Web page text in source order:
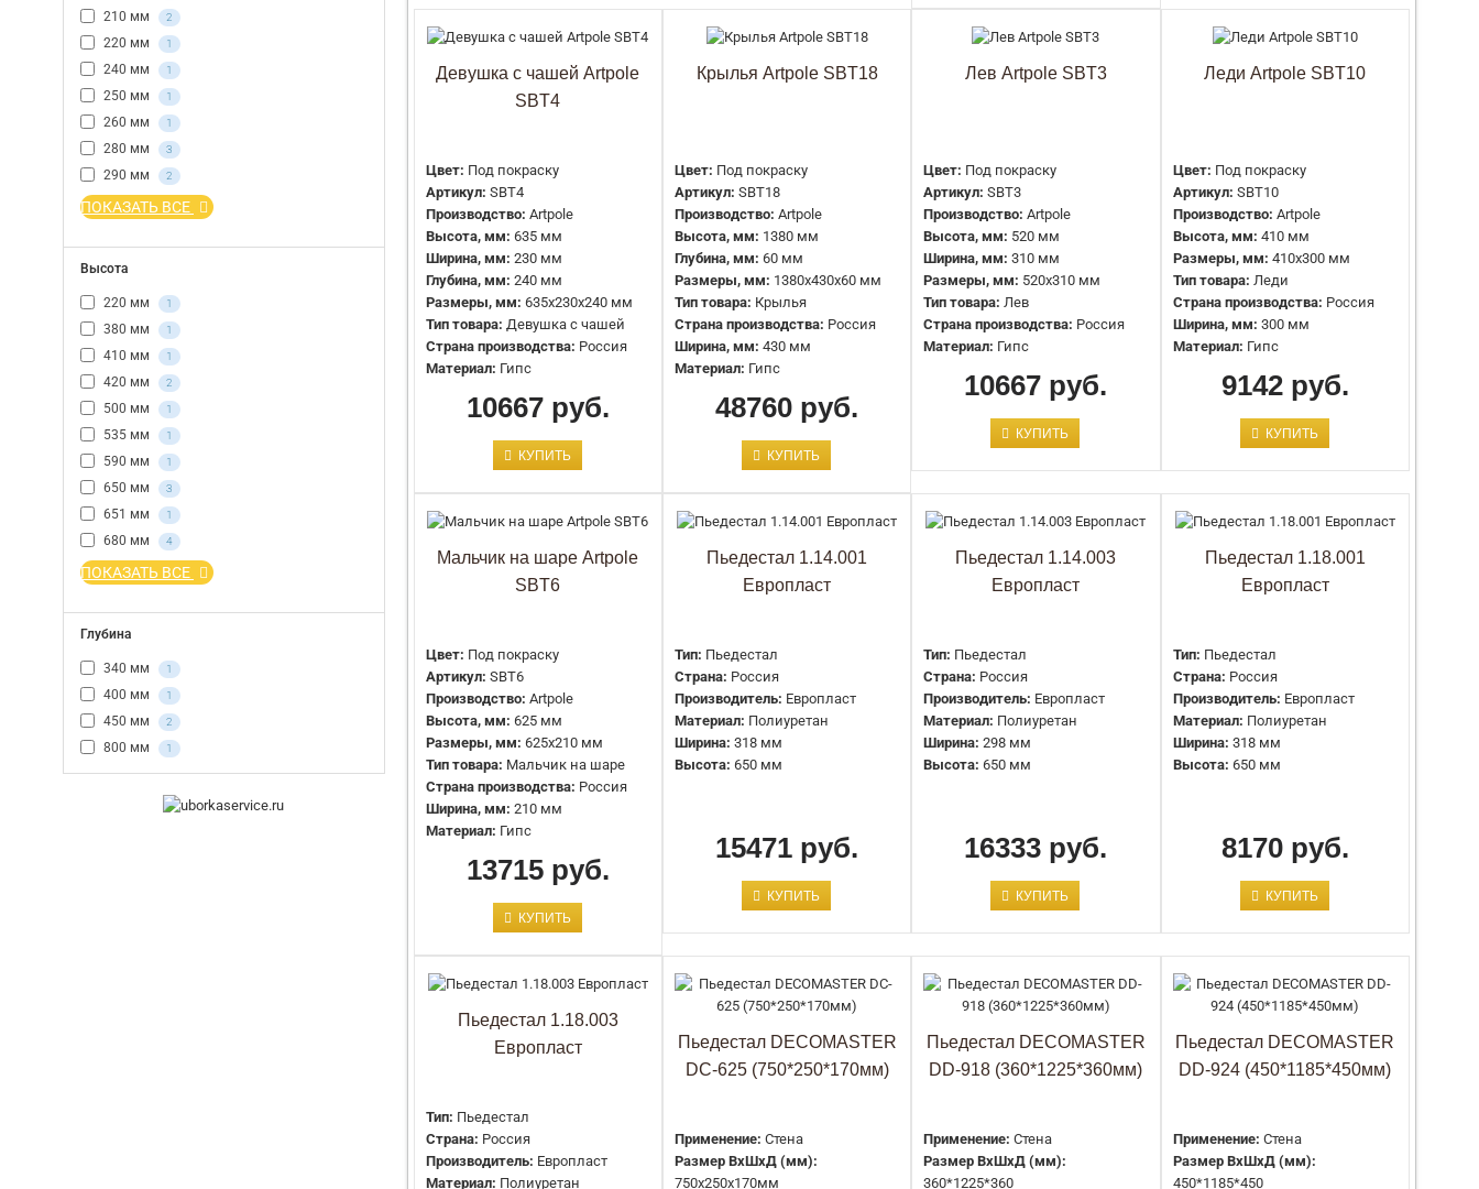
210 мм 2
220 мм 1
240 мм 1
250 мм 1
260 мм 1
280 мм 3
290 мм 2
ПОКАЗАТЬ ВСЕ
Высота
220 мм 1
380 мм 1
410 мм 1
420 мм 2
500 мм 1
535 мм 1
590 мм 1
650 мм 3
651 мм 1
680 мм 4
ПОКАЗАТЬ ВСЕ
Глубина
340 мм 1
400 мм 1
450 мм 2
800 мм 1
Тип товара: Бюст
Страна производства:
Россия
Материал:
Бюст Artpole SBT22
15407 руб.
Artpole
Высота, мм:
495 мм
306 мм
224 мм
Размеры, мм:
495x306x224 мм
Бюст
Страна производства: Россия
Девушка с чашей Artpole SBT4
10667 руб.
Цвет:
Производство: Artpole
Высота, мм: 635 мм
Ширина, мм:
230 мм
Размеры, мм:
635x230x240 мм
Тип товара:
Девушка с чашей
Крылья Artpole SBT18
48760 руб.
Цвет: Под покраску
Артикул:
Artpole
1380 мм
Тип товара:
Страна производства:
Россия
Ширина, мм:
Материал:
Лев Artpole SBT3
10667 руб.
Цвет: Под покраску
Артикул:
Высота, мм:
520 мм
Ширина, мм:
310 мм
Страна производства: Россия
Материал:
Девушка с чашей Artpole
SBT4
Цвет: Под покраску
Артикул: SBT4
Производство: Artpole
Высота, мм: 635 мм
Ширина, мм: 230 мм
Глубина, мм: 240 мм
Размеры, мм: 635x230x240 мм
Тип товара: Девушка с чашей
Страна производства: Россия
Материал: Гипс
10667 руб.
КУПИТЬ
Крылья Artpole SBT18
Цвет: Под покраску
Артикул: SBT18
Производство: Artpole
Высота, мм: 1380 мм
Глубина, мм: 60 мм
Размеры, мм: 1380x430x60 мм
Тип товара: Крылья
Страна производства: Россия
Ширина, мм: 430 мм
Материал: Гипс
48760 руб.
КУПИТЬ
Лев Artpole SBT3
Цвет: Под покраску
Артикул: SBT3
Производство: Artpole
Высота, мм: 520 мм
Ширина, мм: 310 мм
Размеры, мм: 520x310 мм
Тип товара: Лев
Страна производства: Россия
Материал: Гипс
10667 руб.
КУПИТЬ
Леди Artpole SBT10
Цвет: Под покраску
Артикул: SBT10
Производство: Artpole
Высота, мм: 410 мм
Размеры, мм: 410x300 мм
Тип товара: Леди
Страна производства: Россия
Ширина, мм: 300 мм
Материал: Гипс
9142 руб.
КУПИТЬ
Мальчик на шаре Artpole
SBT6
Цвет: Под покраску
Артикул: SBT6
Производство: Artpole
Высота, мм: 625 мм
Размеры, мм: 625x210 мм
Тип товара: Мальчик на шаре
Страна производства: Россия
Ширина, мм: 210 мм
Материал: Гипс
13715 руб.
КУПИТЬ
Пьедестал 1.14.001
Европласт
Тип: Пьедестал
Страна: Россия
Производитель: Европласт
Материал: Полиуретан
Ширина: 318 мм
Высота: 650 мм
15471 руб.
КУПИТЬ
Пьедестал 1.14.003
Европласт
Тип: Пьедестал
Страна: Россия
Производитель: Европласт
Материал: Полиуретан
Ширина: 298 мм
Высота: 650 мм
16333 руб.
КУПИТЬ
Пьедестал 1.18.001
Европласт
Тип: Пьедестал
Страна: Россия
Производитель: Европласт
Материал: Полиуретан
Ширина: 318 мм
Высота: 650 мм
8170 руб.
КУПИТЬ
Пьедестал 1.18.003
Европласт
Тип: Пьедестал
Страна: Россия
Производитель: Европласт
Материал: Полиуретан
Пьедестал DECOMASTER
DC-625 (750*250*170мм)
Применение: Стена
Размер ВхШхД (мм):
750х250х170мм
Пьедестал DECOMASTER
DD-918 (360*1225*360мм)
Применение: Стена
Размер ВхШхД (мм):
360*1225*360
Пьедестал DECOMASTER
DD-924 (450*1185*450мм)
Применение: Стена
Размер ВхШхД (мм):
450*1185*450